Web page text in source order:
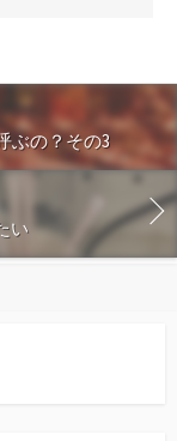
ぶの？その3
い